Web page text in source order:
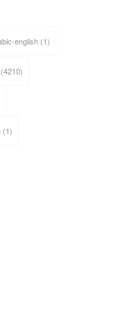
english(1)
(1)